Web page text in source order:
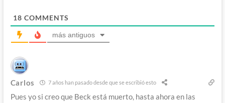
18 COMMENTS
más antiguos
Carlos 7 años han pasado desde que se escribió esto
Pues yo si creo que Beck está muerto, hasta ahora en las